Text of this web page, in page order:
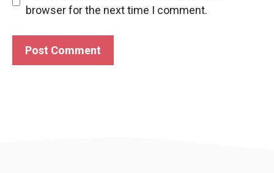
browser for the next time I comment.